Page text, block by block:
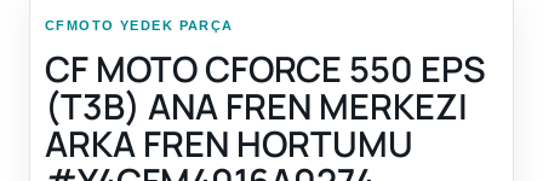
CFMOTO YEDEK PARÇA
CF MOTO CFORCE 550 EPS
(T3B) ANA FREN MERKEZI
ARKA FREN HORTUMU